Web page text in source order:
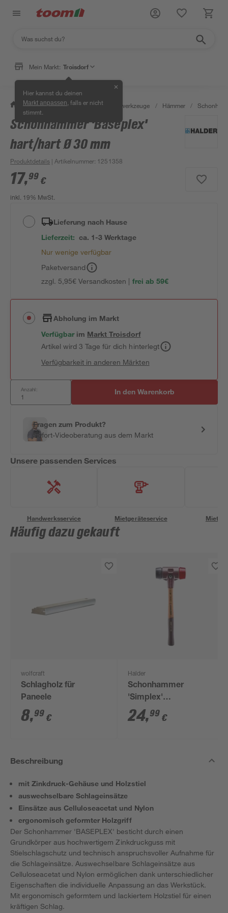
Mein Markt: Troisdorf
Hier kannst du deinen
Markt anpassen , falls er nicht
stimmt.
✕
/ Werkstatt & Maschinen / Handwerkzeuge / Hämmer /
Schonhammer 'Baseplex'
hart/hart Ø 30 mm
Produktdetails | Artikelnummer: 1251358
17,99 €
inkl. 19% MwSt.
Lieferung nach Hause
Lieferzeit: ca. 1-3 Werktage
Nur wenige verfügbar
Paketversand
zzgl. 5,95€ Versandkosten | frei ab 59€
Abholung im Markt
Verfügbar im MarktTroisdorf
Artikel wird 3 Tage für dich hinterlegt
Verfügbarkeit in anderen Märkten
Anzahl: In den Warenkorb
Fragen zum Produkt?
Sofort-Videoberatung aus dem Markt
Unsere passenden Services
Handwerksservice Mietgeräteservice
Häufig dazu gekauft
wolfcraft
Schlagholz für
Paneele
8,99 €
Halder
Schonhammer
'Simplex'
mittelhart/hart Ø 40
mm
24,99 €
Beschreibung
mit Zinkdruck-Gehäuse und Holzstiel
auswechselbare Schlageinsätze
Einsätze aus Celluloseacetat und Nylon
ergonomisch geformter Holzgriff
Der Schonhammer 'BASEPLEX' besticht durch einen
Grundkörper aus hochwertigem Zinkdruckguss mit
Stielschlagschutz und technisch anspruchsvoller Aufnahme für
die Schlageinsätze. Auswechselbare Schlageinsätze aus
Celluloseacetat und Nylon ermöglichen dank unterschiedlicher
Eigenschaften die individuelle Anpassung an das Werkstück.
Mit ergonomisch geformtem und lackiertem Holzstiel für einen
kräftigen Schlag.